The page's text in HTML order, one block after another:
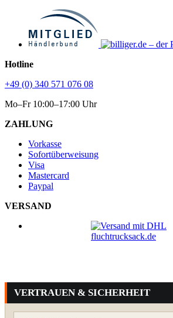
Hotline
+49 (0) 340 571 076 08
Mo–Fr 10:00–17:00 Uhr
ZAHLUNG
Vorkasse
Sofortüberweisung
Visa
Mastercard
Paypal
VERSAND
VERTRAUEN & SICHERHEIT